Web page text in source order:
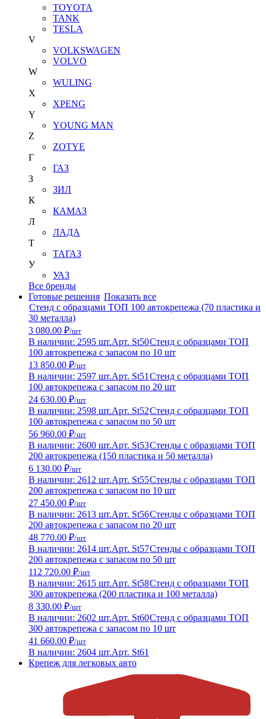
TOYOTA
TANK
TESLA
V
VOLKSWAGEN
VOLVO
W
WULING
X
XPENG
Y
YOUNG MAN
Z
ZOTYE
Г
ГАЗ
З
ЗИЛ
К
КАМАЗ
Л
ЛАДА
Т
ТАГАЗ
У
УАЗ
Все бренды
Готовые решения Показать все
Стенд с образцами ТОП 100 автокрепежа (70 пластика и
30 металла)
3 080.00 ₽/шт
В наличии: 2595 шт.Арт. St50Стенд с образцами ТОП
100 автокрепежа с запасом по 10 шт
13 850.00 ₽/шт
В наличии: 2597 шт.Арт. St51 Стенд с образцами ТОП
100 автокрепежа с запасом по 20 шт
24 630.00 ₽/шт
В наличии: 2598 шт.Арт. St52Стенд с образцами ТОП
100 автокрепежа с запасом по 50 шт
56 960.00 ₽/шт
В наличии: 2600 шт.Арт. St53Стенды с образцами ТОП
200 автокрепежа (150 пластика и 50 металла)
6 130.00 ₽/шт
В наличии: 2612 шт.Арт. St55Стенды с образцами ТОП
200 автокрепежа с запасом по 10 шт
27 450.00 ₽/шт
В наличии: 2613 шт.Арт. St56Стенды с образцами ТОП
200 автокрепежа с запасом по 20 шт
48 770.00 ₽/шт
В наличии: 2614 шт.Арт. St57Стенды с образцами ТОП
200 автокрепежа с запасом по 50 шт
112 720.00 ₽/шт
В наличии: 2615 шт.Арт. St58Стенд с образцами ТОП
300 автокрепежа (200 пластика и 100 металла)
8 330.00 ₽/шт
В наличии: 2602 шт.Арт. St60Стенд с образцами ТОП
300 автокрепежа с запасом по 10 шт
41 660.00 ₽/шт
В наличии: 2604 шт.Арт. St61
Крепеж для легковых авто